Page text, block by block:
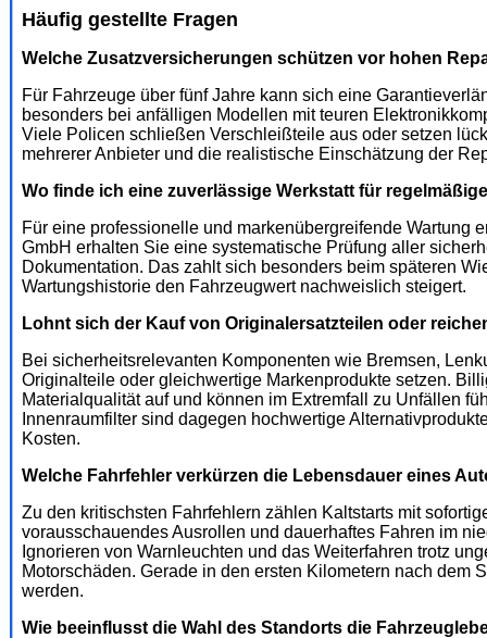
Häufig gestellte Fragen
Welche Zusatzversicherungen schützen vor hohen
Für Fahrzeuge über fünf Jahre kann sich eine
besonders bei anfälligen Modellen mit teuren
Viele Policen schließen Verschleißteile aus oder setzen
mehrerer Anbieter und die realistische Einschätzung der
Wo finde ich eine zuverlässige Werkstatt für
Für eine professionelle und markenübergreifende Wartung
GmbH erhalten Sie eine systematische Prüfung aller
Dokumentation. Das zahlt sich besonders beim späteren
Wartungshistorie den Fahrzeugwert nachweislich steigert.
Lohnt sich der Kauf von Originalersatzteilen oder
Bei sicherheitsrelevanten Komponenten wie Bremsen,
Originalteile oder gleichwertige Markenprodukte setzen.
Materialqualität auf und können im Extremfall zu Unfällen
Innenraumfilter sind dagegen hochwertige
Kosten.
Welche Fahrfehler verkürzen die Lebensdauer eines
Zu den kritischsten Fahrfehlern zählen Kaltstarts mit
vorausschauendes Ausrollen und dauerhaftes Fahren im
Ignorieren von Warnleuchten und das Weiterfahren trotz
Motorschäden. Gerade in den ersten Kilometern nach dem
werden.
Wie beeinflusst die Wahl des Standorts die